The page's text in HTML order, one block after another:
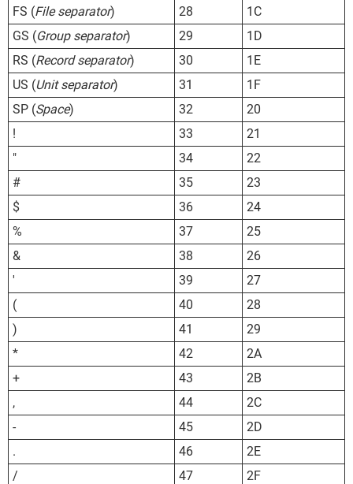
FS (File separator) 28
1C
GS (Group separator) 29
1D
RS (Record separator) 30
1E
US (Unit separator) 31
1F
SP (Space) 32
20
!
33
21
"
34
22
#
35
23
$
36
24
%
37
25
&
38
26
'
39
27
(
40
28
)
41
29
*
42
2A
+
43
2B
,
44
2C
-
45
2D
.
46
2E
/
47
2F